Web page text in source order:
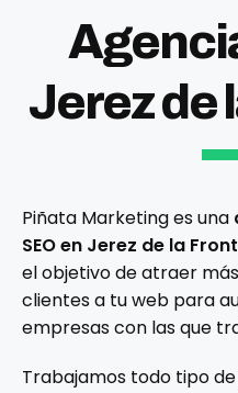
Jerez de
Piñata Marketing es una
SEO en Jerez de la
el objetivo de atraer
clientes a tu web para
empresas con las que
Trabajamos todo tipo